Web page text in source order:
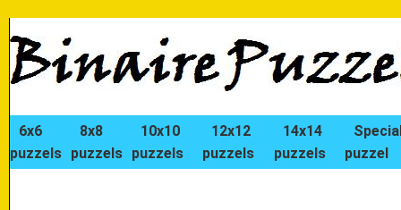
6x6
puzzels
8x8
puzzels
10x10
puzzels
12x12
puzzels
14x14
puzzels
puzzel